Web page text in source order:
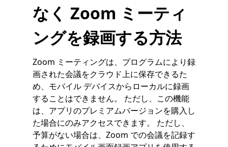
なく Zoom ミーティ
ングを録画する方法
Zoom ミーティングは、プログラムにより録
画された会議をクラウド上に保存できるた
め、モバイル デバイスからローカルに録画
することはできません。 ただし、この機能
は、アプリのプレミアムバージョンを購入し
た場合にのみアクセスできます。 ただし、
予算がない場合は、Zoom での会議を記録す